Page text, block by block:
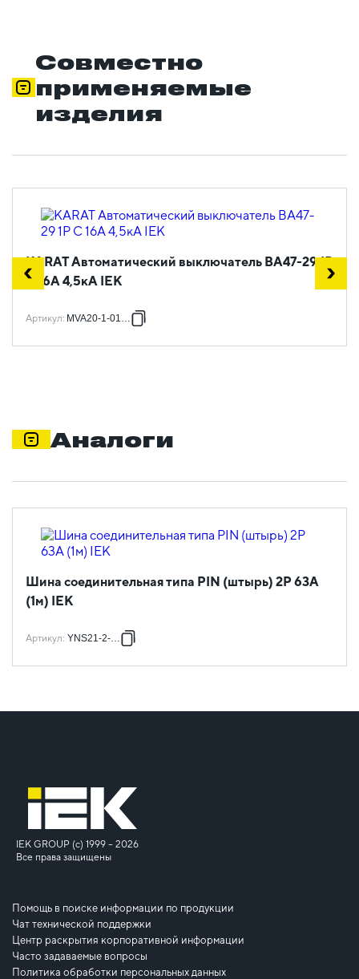
Совместно
применяемые
изделия
KARAT Автоматический выключатель ВА47-29 1P
C 16А 4,5кА IEK
Артикул: MVA20-1-016-C
Аналоги
Шина соединительная типа PIN (штырь) 2Р 63А
(1м) IEK
Артикул: YNS21-2-063
IEK GROUP (c) 1999 – 2026
Все права защищены
Помощь в поиске информации по продукции
Чат технической поддержки
Центр раскрытия корпоративной информации
Часто задаваемые вопросы
Политика обработки персональных данных